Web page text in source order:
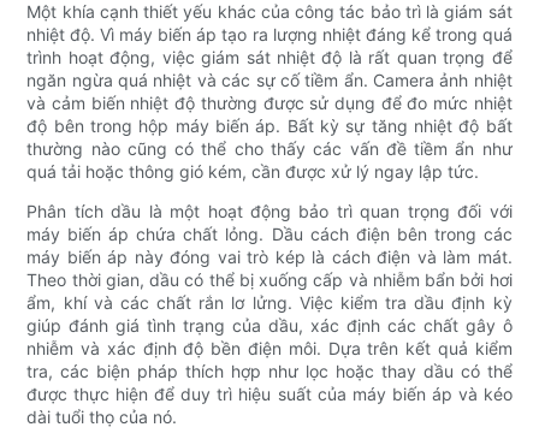
Một khía cạnh thiết yếu khác của công tác bảo trì là giám sát
nhiệt độ. Vì máy biến áp tạo ra lượng nhiệt đáng kể trong quá
trình hoạt động, việc giám sát nhiệt độ là rất quan trọng để
ngăn ngừa quá nhiệt và các sự cố tiềm ẩn. Camera ảnh nhiệt
và cảm biến nhiệt độ thường được sử dụng để đo mức nhiệt
độ bên trong hộp máy biến áp. Bất kỳ sự tăng nhiệt độ bất
thường nào cũng có thể cho thấy các vấn đề tiềm ẩn như
quá tải hoặc thông gió kém, cần được xử lý ngay lập tức.
Phân tích dầu là một hoạt động bảo trì quan trọng đối với
máy biến áp chứa chất lỏng. Dầu cách điện bên trong các
máy biến áp này đóng vai trò kép là cách điện và làm mát.
Theo thời gian, dầu có thể bị xuống cấp và nhiễm bẩn bởi hơi
ẩm, khí và các chất rắn lơ lửng. Việc kiểm tra dầu định kỳ
giúp đánh giá tình trạng của dầu, xác định các chất gây ô
nhiễm và xác định độ bền điện môi. Dựa trên kết quả kiểm
tra, các biện pháp thích hợp như lọc hoặc thay dầu có thể
được thực hiện để duy trì hiệu suất của máy biến áp và kéo
dài tuổi thọ của nó.